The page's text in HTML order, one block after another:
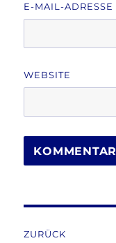
E-MAIL-ADRESSE
WEBSITE
ZURÜCK